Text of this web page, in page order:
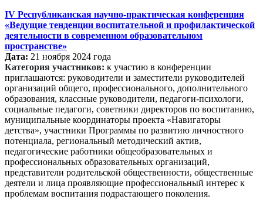
IV Республиканская научно-практическая конференция
«Ведущие тенденции воспитательной и профилактической
деятельности в современном образовательном
пространстве»
Дата: 21 ноября 2024 года
Категория участников: к участию в конференции
приглашаются: руководители и заместители руководителей
организаций общего, профессионального, дополнительного
образования, классные руководители, педагоги-психологи,
социальные педагоги, советники директоров по воспитанию,
муниципальные координаторы проекта «Навигаторы
детства», участники Программы по развитию личностного
потенциала, региональный методический актив,
педагогические работники общеобразовательных и
профессиональных образовательных организаций,
представители родительской общественности, общественные
деятели и лица проявляющие профессиональный интерес к
проблемам воспитания подрастающего поколения.